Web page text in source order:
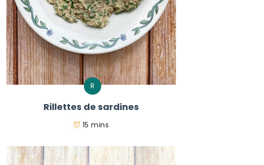
R
Rillettes de sardines
15 mins